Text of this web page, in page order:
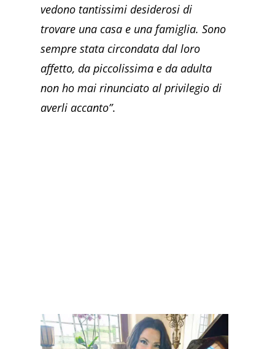
vedono tantissimi desiderosi di
trovare una casa e una famiglia. Sono
sempre stata circondata dal loro
affetto, da piccolissima e da adulta
non ho mai rinunciato al privilegio di
averli accanto”.